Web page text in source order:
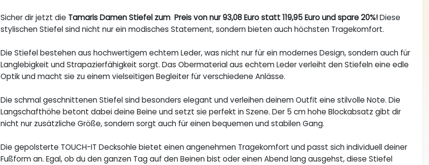
Sicher dir jetzt die Tamaris Damen Stiefel zum Preis von nur 93,08 Euro statt 119,95 Euro und spare 20%!Diese
stylischen Stiefel sind nicht nur ein modisches Statement, sondern bieten auch höchsten Tragekomfort.
Die Stiefel bestehen aus hochwertigem echtem Leder, was nicht nur für ein modernes Design, sondern auch für
Langlebigkeit und Strapazierfähigkeit sorgt. Das Obermaterial aus echtem Leder verleiht den Stiefeln eine edle
Optik und macht sie zu einem vielseitigen Begleiter für verschiedene Anlässe.
Die schmal geschnittenen Stiefel sind besonders elegant und verleihen deinem Outfit eine stilvolle Note. Die
Langschafthöhe betont dabei deine Beine und setzt sie perfekt in Szene. Der 5 cm hohe Blockabsatz gibt dir
nicht nur zusätzliche Größe, sondern sorgt auch für einen bequemen und stabilen Gang.
Die gepolsterte TOUCH-IT Decksohle bietet einen angenehmen Tragekomfort und passt sich individuell deiner
Fußform an. Egal, ob du den ganzen Tag auf den Beinen bist oder einen Abend lang ausgehst, diese Stiefel